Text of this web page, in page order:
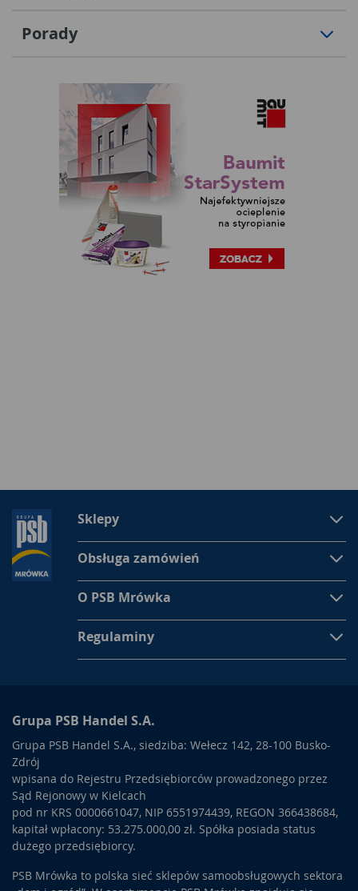
Porady
Sklepy
Obsługa zamówień
O PSB Mrówka
Regulaminy
Grupa PSB Handel S.A.
Grupa PSB Handel S.A., siedziba: Wełecz 142, 28-100 Busko-
Zdrój
wpisana do Rejestru Przedsiębiorców prowadzonego przez
Sąd Rejonowy w Kielcach
pod nr KRS 0000661047, NIP 6551974439, REGON 366438684,
kapitał wpłacony: 53.275.000,00 zł. Spółka posiada status
dużego przedsiębiorcy.
PSB Mrówka to polska sieć sklepów samoobsługowych sektora